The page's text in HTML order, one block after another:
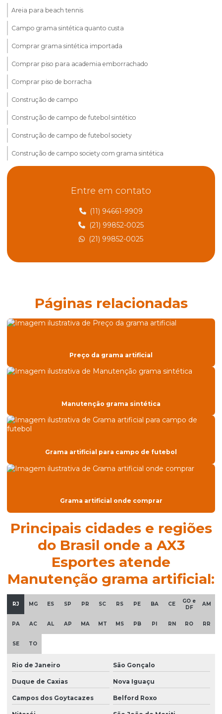
Areia para beach tennis
Campo grama sintética quanto custa
Comprar grama sintética importada
Comprar piso para academia emborrachado
Comprar piso de borracha
Construção de campo
Construção de campo de futebol sintético
Construção de campo de futebol society
Construção de campo society com grama sintética
Construção de pisos esportivos
Construção de pisos esportivos de areia
Construção de pisos esportivos no rio de janeiro
Construção de pisos esportivos em sp
Construção de quadra de areia
Construção de quadra de areia em são paulo
Construção de quadras de padel
Construtora para quadra de areia
Fornecedor de grama sintética
Fornecedor de piso de borracha
Grama artificial para campo de futebol
Grama artificial onde comprar
Grama sintética para campo de futebol
Grama sintética comprar
Grama sintética decorativa
Grama sintética decorativa comprar
Grama sintética decorativa instalação
Grama sintética decorativa valor
Grama sintética fabrica
Grama sintética futebol
Grama sintética importada preço
Entre em contato
(11) 94661-9909
(21) 99852-0025
(21) 99852-0025
Páginas relacionadas
Preço da grama artificial
Manutenção grama sintética
Grama artificial para campo de futebol
Grama artificial onde comprar
Principais cidades e regiões
do Brasil onde a AX3
Esportes atende
Manutenção grama artificial:
RJ MG ES SP PR SC RS PE BA CE
GO e
DF
AM
PA AC AL AP MA MT MS PB PI RN RO RR
SE TO
Rio de Janeiro São Gonçalo
Duque de Caxias Nova Iguaçu
Campos dos Goytacazes Belford Roxo